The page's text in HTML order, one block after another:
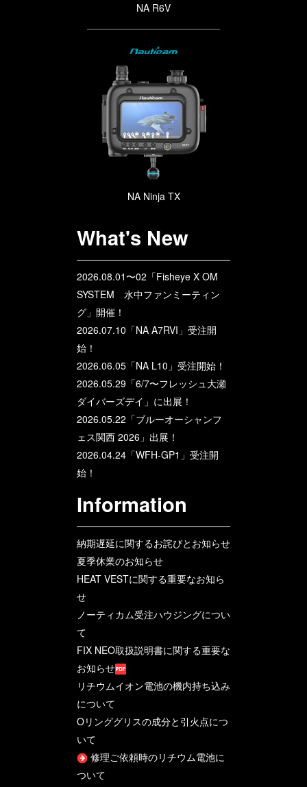
NA R6V
NA Ninja TX
What's New
2026.08.01〜02「Fisheye X OM
SYSTEM 水中ファンミーティン
グ」開催！
2026.07.10「NA A7RVI」受注開
始！
2026.06.05「NA L10」受注開始！
2026.05.29「6/7〜フレッシュ大瀬
ダイバーズデイ」に出展！
2026.05.22「ブルーオーシャンフ
ェス関西 2026」出展！
2026.04.24「WFH-GP1」受注開
始！
Information
納期遅延に関するお詫びとお知らせ
夏季休業のお知らせ
HEAT VESTに関する重要なお知ら
せ
ノーティカム受注ハウジングについ
て
FIX NEO取扱説明書に関する重要な
お知らせ
リチウムイオン電池の機内持ち込み
について
Oリンググリスの成分と引火点につ
いて
修理ご依頼時のリチウム電池に
ついて